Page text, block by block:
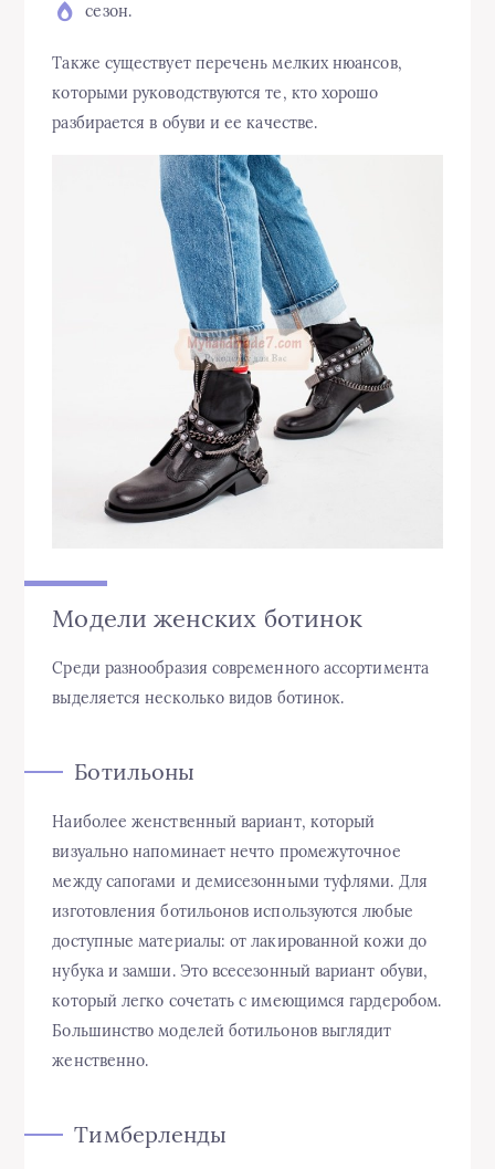
сезон.
Также существует перечень мелких нюансов,
которыми руководствуются те, кто хорошо
разбирается в обуви и ее качестве.
Модели женских ботинок
Среди разнообразия современного ассортимента
выделяется несколько видов ботинок.
Ботильоны
Наиболее женственный вариант, который
визуально напоминает нечто промежуточное
между сапогами и демисезонными туфлями. Для
изготовления ботильонов используются любые
доступные материалы: от лакированной кожи до
нубука и замши. Это всесезонный вариант обуви,
который легко сочетать с имеющимся гардеробом.
Большинство моделей ботильонов выглядит
женственно.
Тимберленды